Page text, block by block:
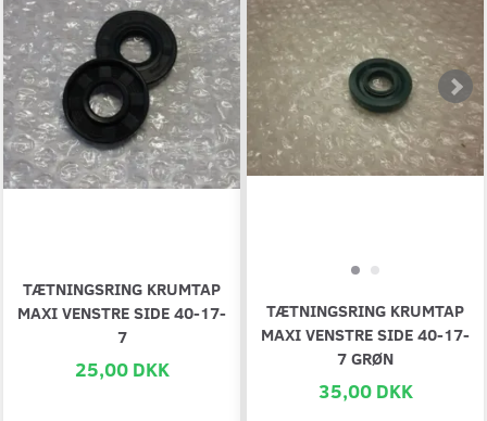
TÆTNINGSRING KRUMTAP
MAXI VENSTRE SIDE 40-17-
7
25,00 DKK
TÆTNINGSRING KRUMTAP
MAXI VENSTRE SIDE 40-17-
7 GRØN
35,00 DKK